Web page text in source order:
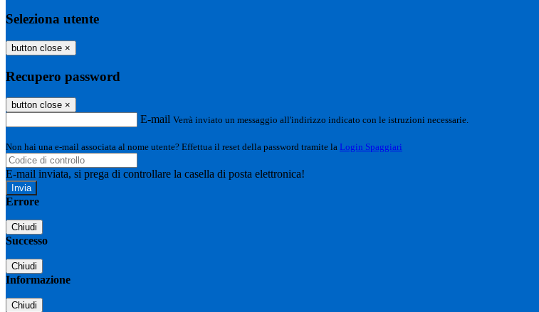
Seleziona utente
button close ×
Recupero password
button close ×
E-mail Verrà inviato un messaggio all'indirizzo indicato con le istruzioni necessarie.
Non hai una e-mail associata al nome utente? Effettua il reset della password tramite la Login Spaggiari
E-mail inviata, si prega di controllare la casella di posta elettronica!
Errore
Chiudi
Successo
Chiudi
Informazione
Chiudi